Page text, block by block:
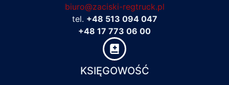
biuro@zaciski-regtruck.pl
tel. +48 513 094 047
+48 17 773 06 00
KSIĘGOWOŚĆ